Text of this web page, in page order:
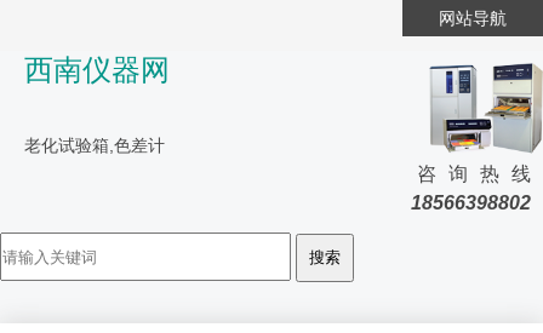
网站导航
西南仪器网
老化试验箱,色差计
咨询热线
18566398802